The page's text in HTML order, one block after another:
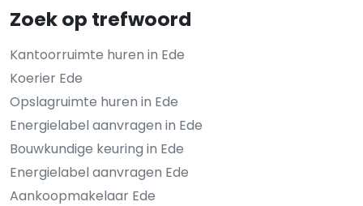
Zoek op trefwoord
Kantoorruimte huren in Ede
Koerier Ede
Opslagruimte huren in Ede
Energielabel aanvragen in Ede
Bouwkundige keuring in Ede
Energielabel aanvragen Ede
Aankoopmakelaar Ede